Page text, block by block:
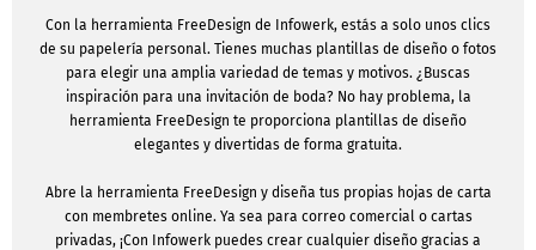
Con la herramienta FreeDesign de Infowerk, estás a solo unos clics
de su papelería personal. Tienes muchas plantillas de diseño o fotos
para elegir una amplia variedad de temas y motivos. ¿Buscas
inspiración para una invitación de boda? No hay problema, la
herramienta FreeDesign te proporciona plantillas de diseño
elegantes y divertidas de forma gratuita.
Abre la herramienta FreeDesign y diseña tus propias hojas de carta
con membretes online. Ya sea para correo comercial o cartas
privadas, ¡Con Infowerk puedes crear cualquier diseño gracias a